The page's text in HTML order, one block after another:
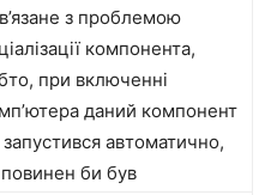
з проблемою
компонента,
при включенні
даний компонент
автоматично,
би був